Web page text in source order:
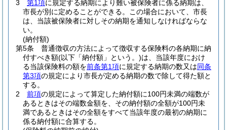
3
第1項に規定する納期により難い被保険者に係る納期は、
市長が別に定めることができる。
この場合において、市長
は、当該被保険者に対しその納期を通知しなければならな
い。
(納付額)
第5条
普通徴収の方法によって徴収する保険料の各納期に納
付すべき額(以下「納付額」という。)は、当該年度におけ
る当該保険料の額を前条第1項に規定する納期の数又は同条
第3項の規定により市長が定める納期の数で除して得た額と
する。
2
前項の規定によって算定した納付額に100円未満の端数が
あるときはその端数金額を、その納付額の全額が100円未
満であるときはその全額をすべて当該年度の最初の納期に
係る納付額に合算する。